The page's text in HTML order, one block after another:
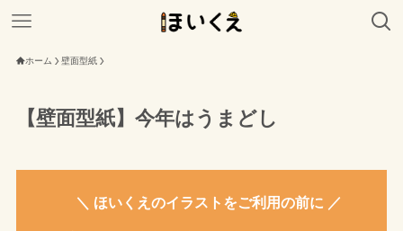
ホーム 壁面型紙
【壁面型紙】今年はうまどし
＼ ほいくえのイラストをご利用の前に ／